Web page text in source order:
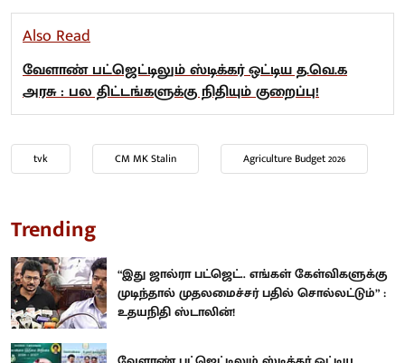
Also Read
வேளாண் பட்ஜெட்டிலும் ஸ்டிக்கர் ஒட்டிய த.வெ.க
அரசு : பல திட்டங்களுக்கு நிதியும் குறைப்பு!
tvk CM MK Stalin Agriculture Budget 2026
Trending
“இது ஜால்ரா பட்ஜெட்.. எங்கள் கேள்விகளுக்கு
முடிந்தால் முதலமைச்சர் பதில் சொல்லட்டும்” :
உதயநிதி ஸ்டாலின்!